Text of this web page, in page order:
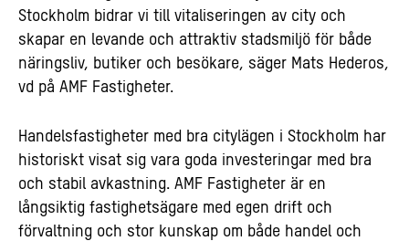
Stockholm bidrar vi till vitaliseringen av city och
skapar en levande och attraktiv stadsmiljö för både
näringsliv, butiker och besökare, säger Mats Hederos,
vd på AMF Fastigheter.
Handelsfastigheter med bra citylägen i Stockholm har
historiskt visat sig vara goda investeringar med bra
och stabil avkastning. AMF Fastigheter är en
långsiktig fastighetsägare med egen drift och
förvaltning och stor kunskap om både handel och